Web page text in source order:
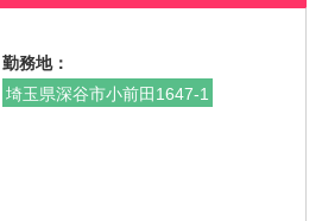
勤務地：
埼玉県深谷市小前田1647-1